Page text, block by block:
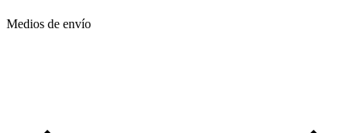
Medios de envío